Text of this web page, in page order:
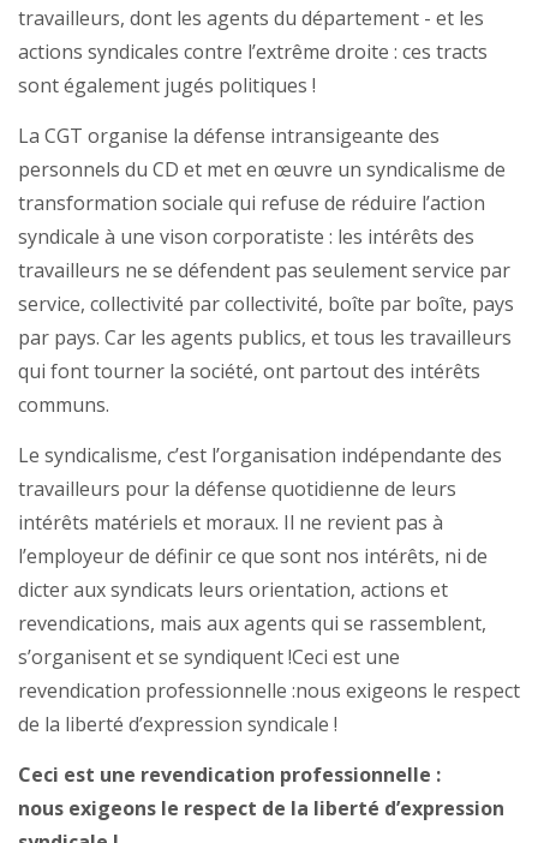
travailleurs, dont les agents du département - et les
actions syndicales contre l’extrême droite : ces tracts
sont également jugés politiques !
La CGT organise la défense intransigeante des
personnels du CD et met en œuvre un syndicalisme de
transformation sociale qui refuse de réduire l’action
syndicale à une vison corporatiste : les intérêts des
travailleurs ne se défendent pas seulement service par
service, collectivité par collectivité, boîte par boîte, pays
par pays. Car les agents publics, et tous les travailleurs
qui font tourner la société, ont partout des intérêts
communs.
Le syndicalisme, c’est l’organisation indépendante des
travailleurs pour la défense quotidienne de leurs
intérêts matériels et moraux. Il ne revient pas à
l’employeur de définir ce que sont nos intérêts, ni de
dicter aux syndicats leurs orientation, actions et
revendications, mais aux agents qui se rassemblent,
s’organisent et se syndiquent !Ceci est une
revendication professionnelle :nous exigeons le respect
de la liberté d’expression syndicale !
Ceci est une revendication professionnelle :
nous exigeons le respect de la liberté d’expression